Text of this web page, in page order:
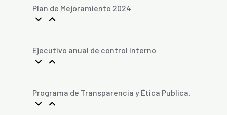
Plan de Mejoramiento 2024
Ejecutivo anual de control interno
Programa de Transparencia y Ética Publica.